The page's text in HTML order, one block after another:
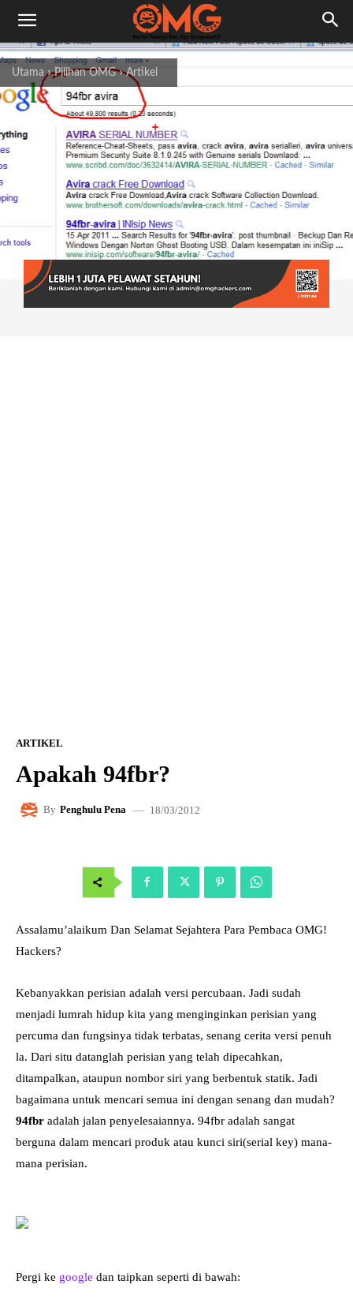
Utama Pilihan OMG Artikel
ARTIKEL
Apakah 94fbr?
By Penghulu Pena 18/03/2012
Assalamu’alaikum Dan Selamat Sejahtera Para Pembaca OMG!
Hackers?
Kebanyakkan perisian adalah versi percubaan. Jadi sudah
menjadi lumrah hidup kita yang menginginkan perisian yang
percuma dan fungsinya tidak terbatas, senang cerita versi penuh
la. Dari situ datanglah perisian yang telah dipecahkan,
ditampalkan, ataupun nombor siri yang berbentuk statik. Jadi
bagaimana untuk mencari semua ini dengan senang dan mudah?
94fbr adalah jalan penyelesaiannya. 94fbr adalah sangat
berguna dalam mencari produk atau kunci siri(serial key) mana-
mana perisian.
Pergi ke google dan taipkan seperti di bawah: